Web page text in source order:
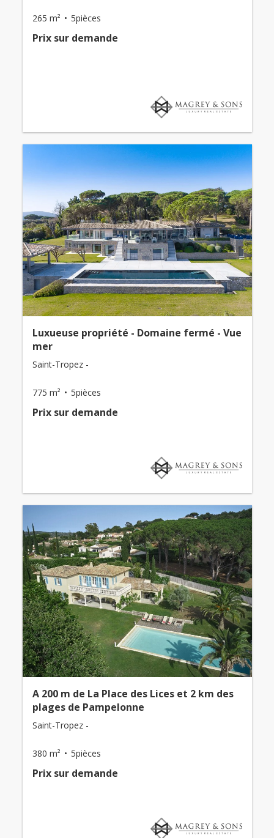
265 m² 5pièces
Prix ​​sur demande
Luxueuse propriété - Domaine fermé - Vue
mer
Saint-Tropez -
775 m² 5pièces
Prix ​​sur demande
A 200 m de La Place des Lices et 2 km des
plages de Pampelonne
Saint-Tropez -
380 m² 5pièces
Prix ​​sur demande